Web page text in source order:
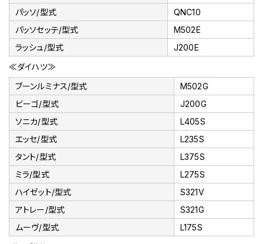
パッソ/型式
QNC10
パッソセッテ/型式
M502E
ラッシュ/型式
J200E
≪ダイハツ≫
ブーンルミナス/型式
M502G
ビーゴ/型式
J200G
ソニカ/型式
L405S
エッセ/型式
L235S
タント/型式
L375S
ミラ/型式
L275S
ハイゼット/型式
S321V
アトレー/型式
S321G
ムーヴ/型式
L175S